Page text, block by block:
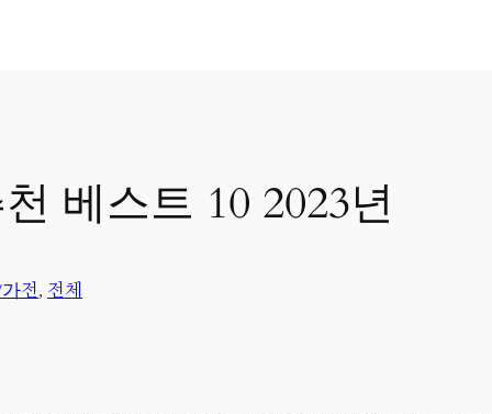
베스트 10 2023년
전, 전체